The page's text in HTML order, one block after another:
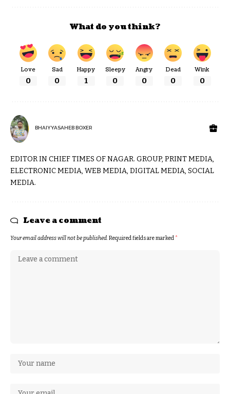
What do you think?
Love
0
Sad
0
Happy
1
Sleepy
0
Angry
0
Dead
0
Wink
0
BHAIYYASAHEB BOXER
EDITOR IN CHIEF TIMES OF NAGAR. GROUP, PRINT MEDIA,
ELECTRONIC MEDIA, WEB MEDIA, DIGITAL MEDIA, SOCIAL
MEDIA.
Leave a comment
Your email address will not be published.Required fields are marked*